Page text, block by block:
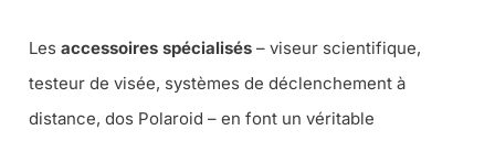
Les accessoires spécialisés – viseur scientifique,
testeur de visée, systèmes de déclenchement à
distance, dos Polaroid – en font un véritable